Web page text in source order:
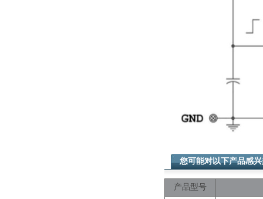
您可能对以下产品感
产品型号